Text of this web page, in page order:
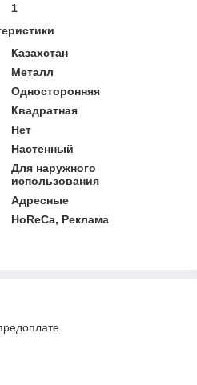
1
Казахстан
Металл
Односторонняя
Квадратная
Нет
Настенный
Для наружного
использования
Адресные
HoReCa, Реклама